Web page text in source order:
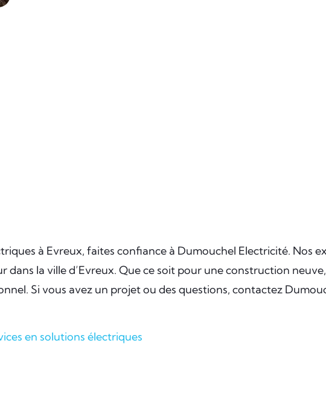
à Evreux, faites confiance à Dumouchel Electricité. Nos
dans la ville d’Evreux. Que ce soit pour une construction
Si vous avez un projet ou des questions, contactez
en solutions électriques